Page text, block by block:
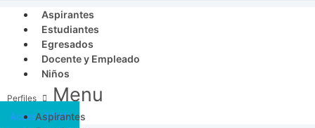
Aspirantes
Estudiantes
Egresados
Docente y Empleado
Niños
Menu
Aspirantes
Acceso SICAU